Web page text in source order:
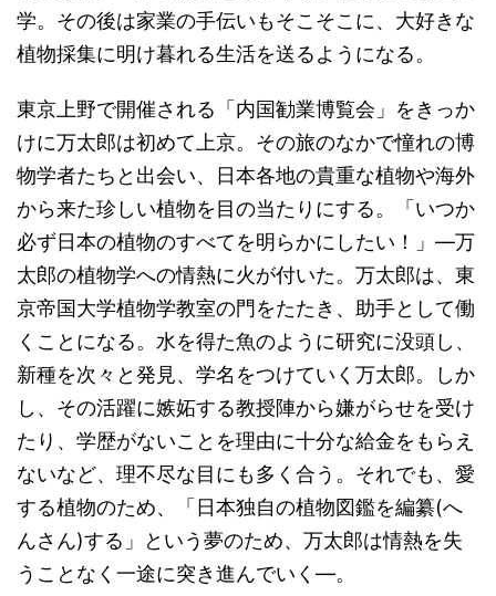
学。その後は家業の手伝いもそこそこに、大好きな
植物採集に明け暮れる生活を送るようになる。
東京上野で開催される「内国勧業博覧会」をきっか
けに万太郎は初めて上京。その旅のなかで憧れの博
物学者たちと出会い、日本各地の貴重な植物や海外
から来た珍しい植物を目の当たりにする。「いつか
必ず日本の植物のすべてを明らかにしたい！」―万
太郎の植物学への情熱に火が付いた。万太郎は、東
京帝国大学植物学教室の門をたたき、助手として働
くことになる。水を得た魚のように研究に没頭し、
新種を次々と発見、学名をつけていく万太郎。しか
し、その活躍に嫉妬する教授陣から嫌がらせを受け
たり、学歴がないことを理由に十分な給金をもらえ
ないなど、理不尽な目にも多く合う。それでも、愛
する植物のため、「日本独自の植物図鑑を編纂(へ
んさん)する」という夢のため、万太郎は情熱を失
うことなく一途に突き進んでいく―。